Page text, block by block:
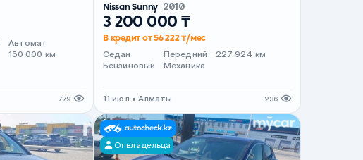
Автомат
150 000 км
779
Nissan Sunny 2010
3 200 000 ₸
В кредит от 56 222 ₸/мес
Седан
Бензиновый
Передний
Механика
227 924 км
11 июл • Алматы 236
От владельца